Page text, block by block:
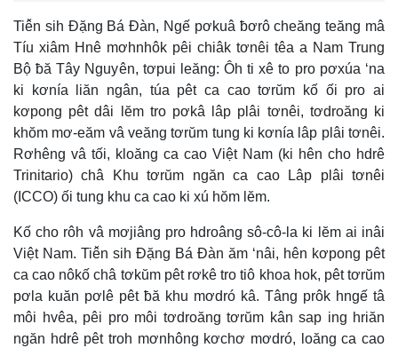
Tiê̆n sih Đặng Bá Đàn, Ngế pơkuâ ƀơrô cheăng teăng mâ
Tíu xiâm Hnê mơhnhôk pêi chiâk tơnêi têa a Nam Trung
Bộ ƀă Tây Nguyên, tơpui leăng: Ôh ti xê to pro pơxúa ‘na
ki kơnía liăn ngân, túa pêt ca cao tơrŭm kố ối pro ai
kơpong pêt dâi lĕm tro pơkâ lâp plâi tơnêi, tơdroăng ki
khŏm mơ-eăm vâ veăng tơrŭm tung ki kơnía lâp plâi tơnêi.
Rơhêng vâ tối, kloăng ca cao Việt Nam (ki hên cho hdrê
Trinitario) châ Khu tơrŭm ngăn ca cao Lâp plâi tơnêi
(ICCO) ối tung khu ca cao ki xú hŏm lĕm.
Kố cho rôh vâ mơjiâng pro hdroâng sô-cô-la ki lĕm ai inâi
Việt Nam. Tiê̆n sih Đặng Bá Đàn ăm ‘nâi, hên kơpong pêt
ca cao nôkố châ tơkŭm pêt rơkê tro tiô khoa hok, pêt tơrŭm
pơla kuăn pơlê pêt ƀă khu mơdró kâ. Tâng prôk hngế tâ
môi hvêa, pêi pro môi tơdroăng tơrŭm kân sap ing hriăn
ngăn hdrê pêt troh mơnhông kơchơ mơdró, loăng ca cao